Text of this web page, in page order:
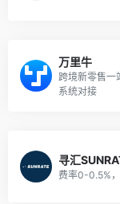
万里牛
跨境新零售一
系统对接
寻汇
费率0-0.5%